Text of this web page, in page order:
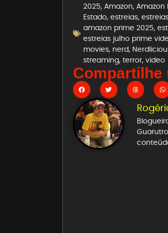
2025, Amazon, Amazon
Estado, estreias,
amazon prime 2025,
estreias julho prime
movies, nerd,
streaming, terror, video
Compartilhe